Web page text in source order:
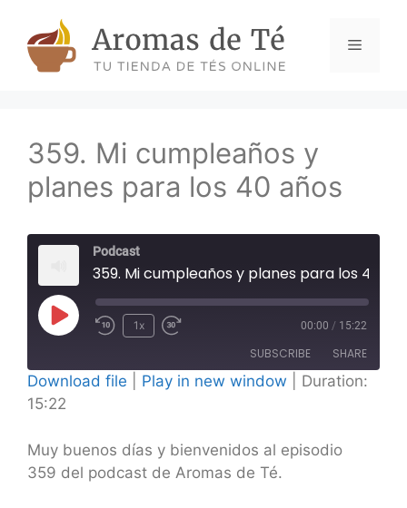
content
Menu
359. Mi cumpleaños y
planes para los 40 años
Podcast
Play
1x 00:00 / 15:22
SUBSCRIBE SHARE
SHARE
LINK
Download file Play in new window
Duration:
15:22
Muy buenos días y bienvenidos al episodio
359 del podcast de Aromas de Té.